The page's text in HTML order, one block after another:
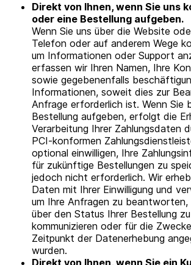
Direkt von Ihnen, wenn Sie uns
oder eine Bestellung aufgeben.
Wenn Sie uns über die Website
Telefon oder auf anderem Wege
um Informationen oder Support
erfassen wir Ihren Namen, Ihre
sowie gegebenenfalls
Informationen, soweit dies zur
Anfrage erforderlich ist. Wenn Sie
Bestellung aufgeben, erfolgt die
Verarbeitung Ihrer Zahlungsdaten
PCI-konformen
optional einwilligen, Ihre
für zukünftige Bestellungen zu
jedoch nicht erforderlich. Wir
Daten mit Ihrer Einwilligung und
um Ihre Anfragen zu beantworten,
über den Status Ihrer Bestellung zu
kommunizieren oder für die
Zeitpunkt der Datenerhebung
wurden.
Direkt von Ihnen, wenn Sie ein